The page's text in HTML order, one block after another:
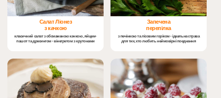
Салат Ліонез
з качкою
класичний салат з обсмаженою качкою, яйцем-
пашот та дресингом - вінегретом з крутонами
Запечена
перепілка
з печінкою та лісовим горіхом - ідеальна страва
для тих, хто любить неймовірні поєднання